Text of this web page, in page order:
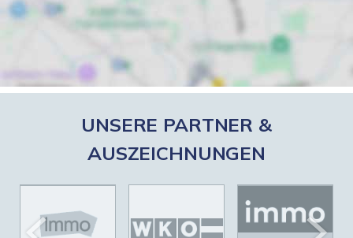
UNSERE PARTNER &
AUSZEICHNUNGEN